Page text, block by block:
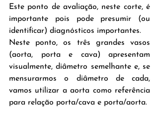
Este ponto de avaliação, neste corte, é
importante pois pode presumir (ou
identificar) diagnósticos importantes.
Neste ponto, os três grandes vasos
(aorta, porta e cava) apresentam
visualmente, diâmetro semelhante e, se
mensurarmos o diâmetro de cada,
vamos utilizar a aorta como referência
para relação porta/cava e porta/aorta.